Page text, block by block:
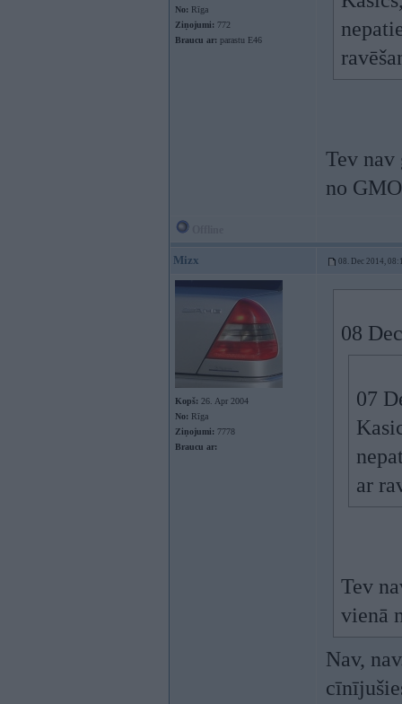
No: Rīga
Ziņojumi: 772
Braucu ar: parastu E46
Tev nav
no
Mizx 08. Dec 2014,
Kopš: 26. Apr 2004
No: Rīga
Ziņojumi: 7778
Braucu ar:
08
07
ar
Tev
vienā
Nav,